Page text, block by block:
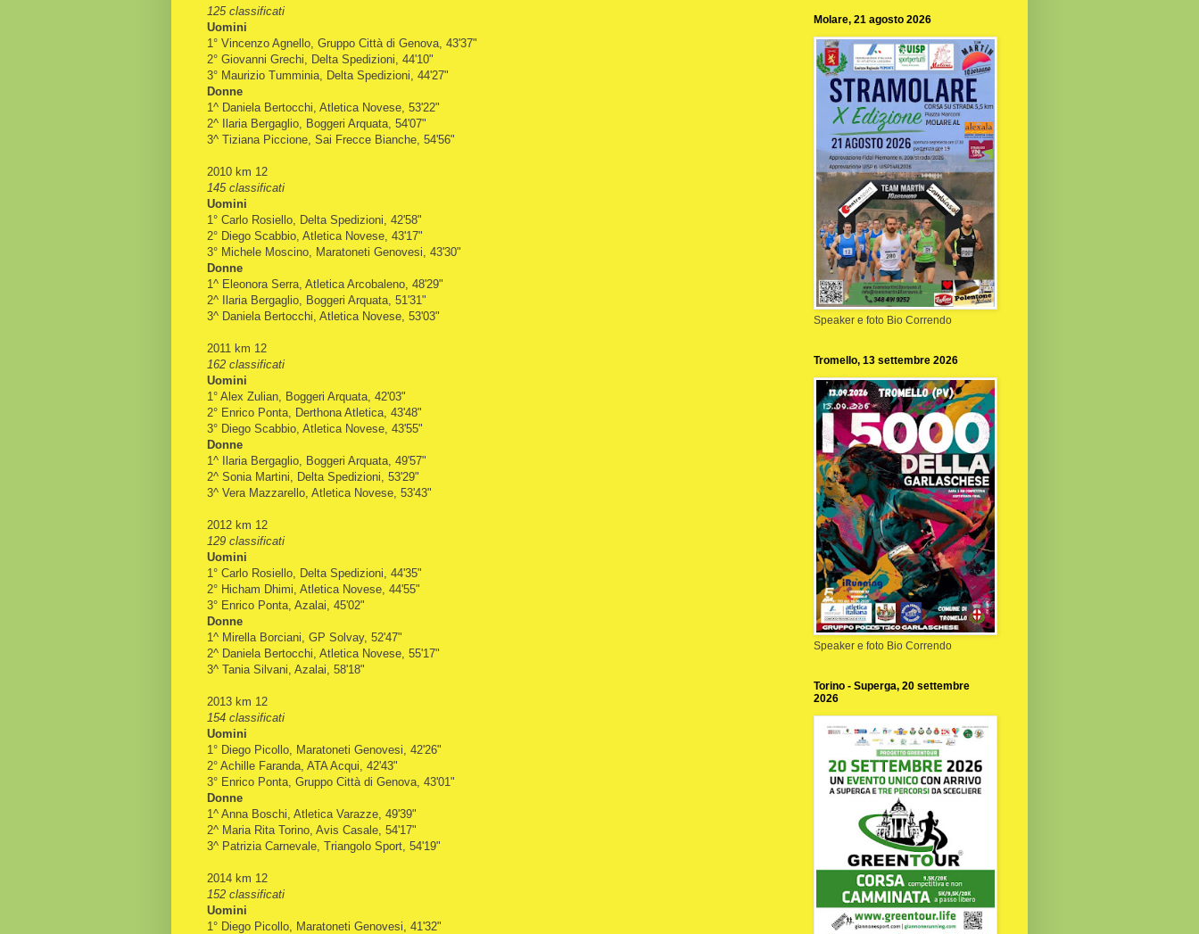
125 classificati
Uomini
1° Vincenzo Agnello, Gruppo Città di Genova, 43'37"
2° Giovanni Grechi, Delta Spedizioni, 44'10"
3° Maurizio Tumminia, Delta Spedizioni, 44'27"
Donne
1^ Daniela Bertocchi, Atletica Novese, 53'22"
2^ Ilaria Bergaglio, Boggeri Arquata, 54'07"
3^ Tiziana Piccione, Sai Frecce Bianche, 54'56"
2010 km 12
145 classificati
Uomini
1° Carlo Rosiello, Delta Spedizioni, 42'58"
2° Diego Scabbio, Atletica Novese, 43'17"
3° Michele Moscino, Maratoneti Genovesi, 43'30"
Donne
1^ Eleonora Serra, Atletica Arcobaleno, 48'29"
2^ Ilaria Bergaglio, Boggeri Arquata, 51'31"
3^ Daniela Bertocchi, Atletica Novese, 53'03"
2011 km 12
162 classificati
Uomini
1° Alex Zulian, Boggeri Arquata, 42'03"
2° Enrico Ponta, Derthona Atletica, 43'48"
3° Diego Scabbio, Atletica Novese, 43'55"
Donne
1^ Ilaria Bergaglio, Boggeri Arquata, 49'57"
2^ Sonia Martini, Delta Spedizioni, 53'29"
3^ Vera Mazzarello, Atletica Novese, 53'43"
2012 km 12
129 classificati
Uomini
1° Carlo Rosiello, Delta Spedizioni, 44'35"
2° Hicham Dhimi, Atletica Novese, 44'55"
3° Enrico Ponta, Azalai, 45'02"
Donne
1^ Mirella Borciani, GP Solvay, 52'47"
2^ Daniela Bertocchi, Atletica Novese, 55'17"
3^ Tania Silvani, Azalai, 58'18"
2013 km 12
154 classificati
Uomini
1° Diego Picollo, Maratoneti Genovesi, 42'26"
2° Achille Faranda, ATA Acqui, 42'43"
3° Enrico Ponta, Gruppo Città di Genova, 43'01"
Donne
1^ Anna Boschi, Atletica Varazze, 49'39"
2^ Maria Rita Torino, Avis Casale, 54'17"
3^ Patrizia Carnevale, Triangolo Sport, 54'19"
2014 km 12
152 classificati
Uomini
1° Diego Picollo, Maratoneti Genovesi, 41'32"
Molare, 21 agosto 2026
Speaker e foto Bio Correndo
Tromello, 13 settembre 2026
Speaker e foto Bio Correndo
Torino - Superga, 20 settembre
2026